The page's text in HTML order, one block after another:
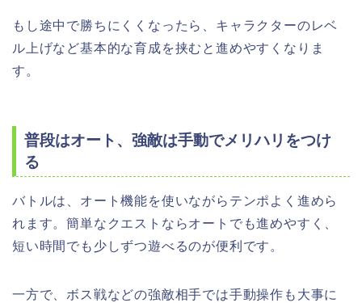
もし途中で勝ちにくくなったら、キャラクターのレベ
ル上げなど基本的な育成を挟むと進めやすくなりま
す。
普段はオート、強敵は手動でメリハリをつけ
る
バトルは、オート機能を使いながらテンポよく進めら
れます。簡単なクエストならオートでも進めやすく、
短い時間でも少しずつ遊べるのが便利です。
一方で、ボス戦などの強敵相手では手動操作も大事に